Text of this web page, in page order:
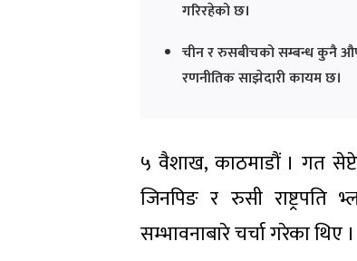
गरिरहेको छ।
चीन र रुसबीचको सम्बन्ध कुनै
रणनीतिक साझेदारी कायम छ।
५ वैशाख, काठमाडौं । गत
जिनपिङ र रुसी राष्ट्रपति
सम्भावनाबारे चर्चा गरेका थिए ।